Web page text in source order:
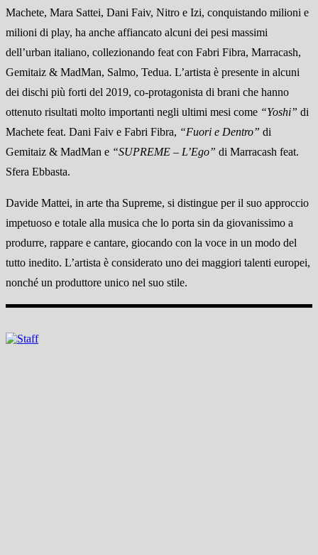
Machete, Mara Sattei, Dani Faiv, Nitro e Izi, conquistando milioni e
milioni di play, ha anche affiancato alcuni dei pesi massimi
dell’urban italiano, collezionando feat con Fabri Fibra, Marracash,
Gemitaiz & MadMan, Salmo, Tedua. L’artista è presente in alcuni
dei dischi più forti del 2019, co-protagonista di brani che hanno
ottenuto risultati molto importanti negli ultimi mesi come “Yoshi” di
Machete feat. Dani Faiv e Fabri Fibra, “Fuori e Dentro” di
Gemitaiz & MadMan e “SUPREME – L’Ego” di Marracash feat.
Sfera Ebbasta.
Davide Mattei, in arte tha Supreme, si distingue per il suo approccio
impetuoso e totale alla musica che lo porta sin da giovanissimo a
produrre, rappare e cantare, giocando con la voce in un modo del
tutto inedito. L’artista è considerato uno dei maggiori talenti europei,
nonché un produttore unico nel suo stile.